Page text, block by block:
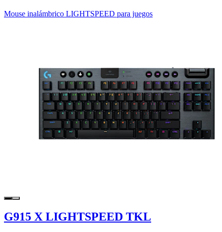
Mouse inalámbrico LIGHTSPEED para juegos
G915 X LIGHTSPEED TKL